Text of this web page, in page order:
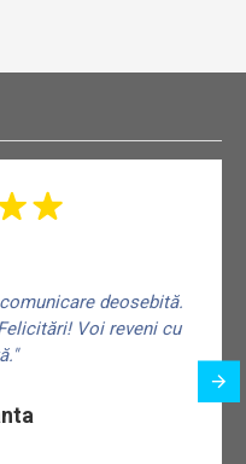
deosebită.
Voi reveni cu